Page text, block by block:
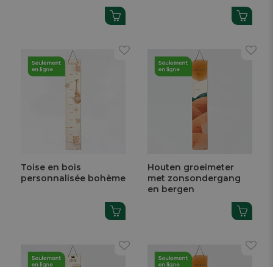
Toise en bois
personnalisée bohème
Houten groeimeter
met zonsondergang
en bergen